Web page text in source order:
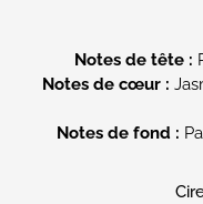
Notes de tête :
Notes de cœur :
Notes de fond :